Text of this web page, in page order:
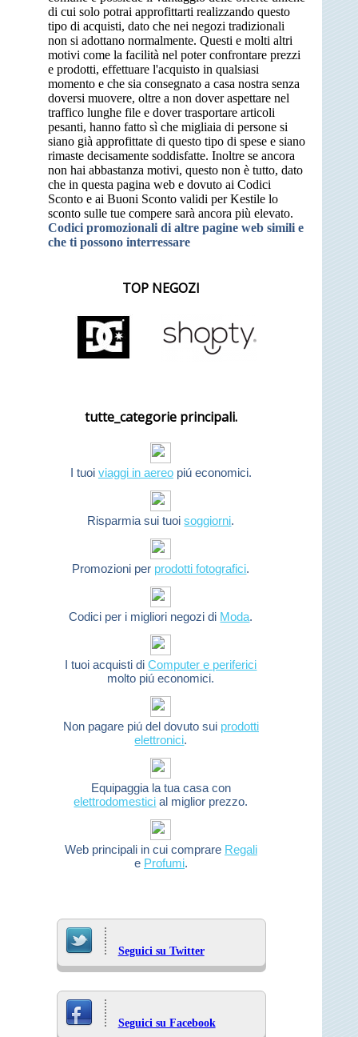
di cui solo potrai approfittarti realizzando questo
tipo di acquisti, dato che nei negozi tradizionali
non si adottano normalmente. Questi e molti altri
motivi come la facilità nel poter confrontare prezzi
e prodotti, effettuare l'acquisto in qualsiasi
momento e che sia consegnato a casa nostra senza
doversi muovere, oltre a non dover aspettare nel
traffico lunghe file e dover trasportare articoli
pesanti, hanno fatto sì che migliaia di persone si
siano già approfittate di questo tipo di spese e siano
rimaste decisamente soddisfatte. Inoltre se ancora
non hai abbastanza motivi, questo non è tutto, dato
che in questa pagina web e dovuto ai Codici
Sconto e ai Buoni Sconto validi per Kestile lo
sconto sulle tue compere sarà ancora più elevato.
Codici promozionali di altre pagine web simili e
che ti possono interressare
TOP NEGOZI
tutte_categorie principali.
I tuoi viaggi in aereopiú economici.
Risparmia sui tuoisoggiorni.
Promozioni per prodotti fotografici.
Codici per i migliori negozi di Moda.
I tuoi acquisti diComputer e periferici
molto piú economici.
Non pagare piú del dovuto sui prodotti
elettronici.
Equipaggia la tua casa con
elettrodomestici al miglior prezzo.
Web principali in cui comprare Regali
e Profumi.
Seguici su Twitter
Seguici su Facebook